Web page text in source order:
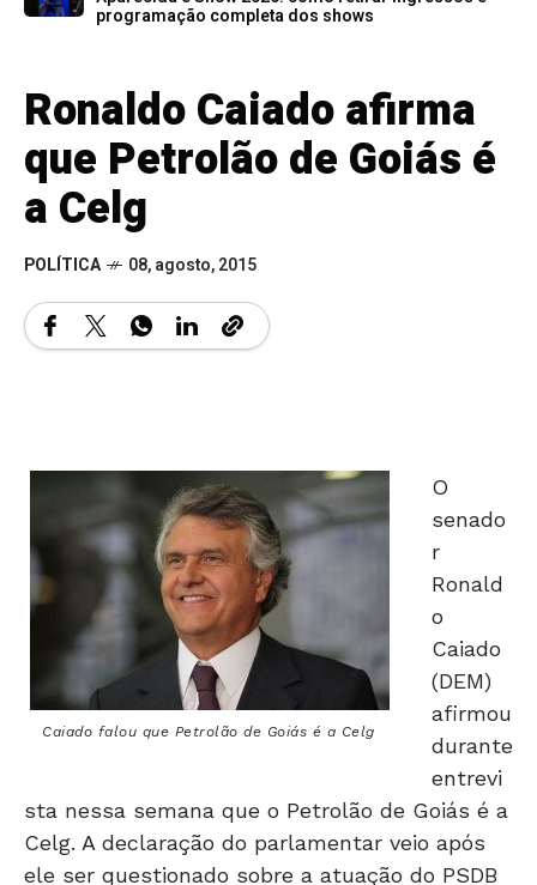
programação completa dos shows
Ronaldo Caiado afirma
que Petrolão de Goiás é
a Celg
POLÍTICA 08, agosto, 2015
Caiado falou que Petrolão de Goiás é a Celg
senado
r
Ronald
o
Caiado
(DEM)
afirmou
durante
entrevi
sta nessa semana que o Petrolão de Goiás é a
Celg. A declaração do parlamentar veio após
ele ser questionado sobre a atuação do PSDB
no Brasil.